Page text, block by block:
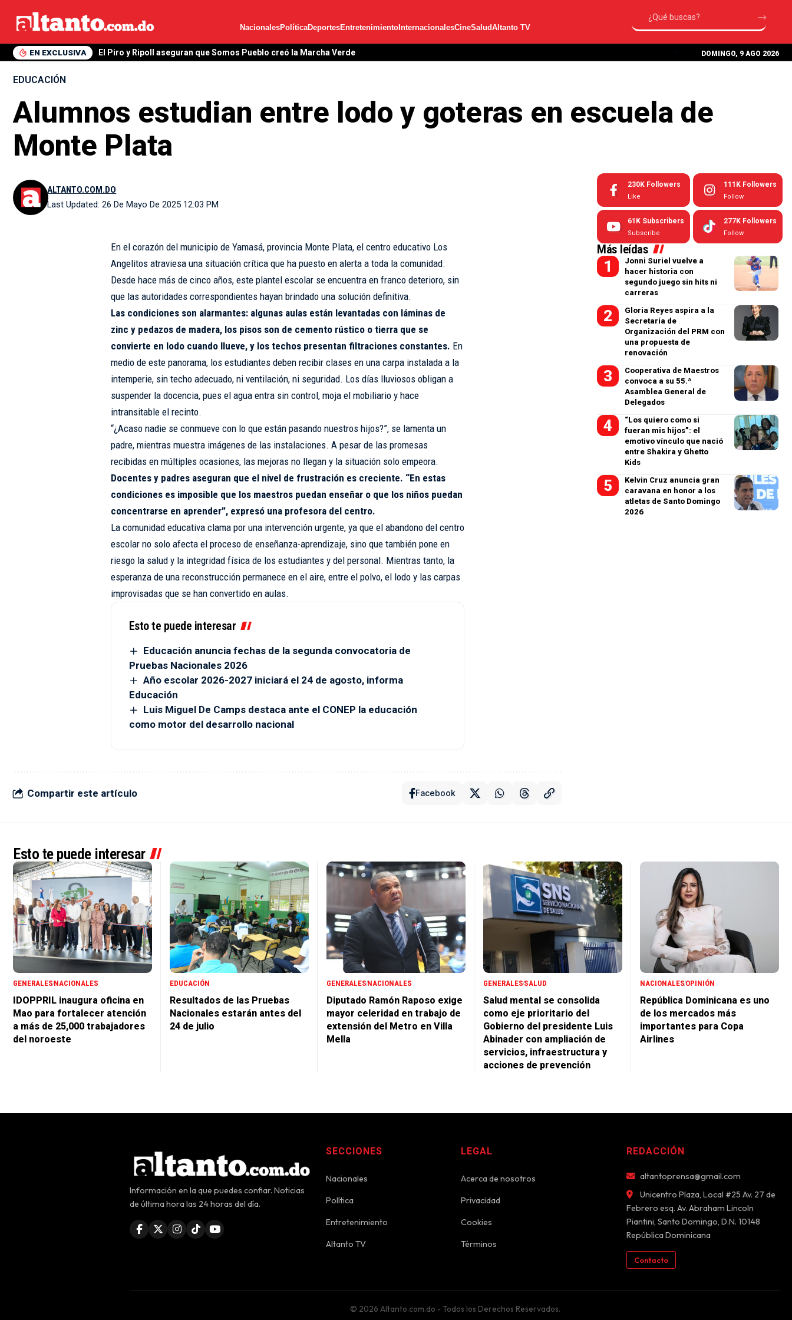
NacionalesPolíticaDeportesEntretenimiento InternacionalesCineSaludAltanto TV
EN EXCLUSIVA El Piro y Ripoll aseguran que Somos Pueblo creó la Marcha Verde DOMINGO, 9 AGO 2026
EDUCACIÓN
Alumnos estudian entre lodo y goteras en escuela de
Monte Plata
Last Updated: 26 De Mayo De 2025 12:03 PM
ALTANTO.COM.DO
En el corazón del municipio de Yamasá, provincia Monte Plata, el centro educativo Los
Angelitos atraviesa una situación crítica que ha puesto en alerta a toda la comunidad.
Desde hace más de cinco años, este plantel escolar se encuentra en franco deterioro, sin
que las autoridades correspondientes hayan brindado una solución definitiva.
Las condiciones son alarmantes: algunas aulas están levantadas con láminas de
zinc y pedazos de madera, los pisos son de cemento rústico o tierra que se
convierte en lodo cuando llueve, y los techos presentan filtraciones constantes. En
medio de este panorama, los estudiantes deben recibir clases en una carpa instalada a la
intemperie, sin techo adecuado, ni ventilación, ni seguridad. Los días lluviosos obligan a
suspender la docencia, pues el agua entra sin control, moja el mobiliario y hace
intransitable el recinto.
“¿Acaso nadie se conmueve con lo que están pasando nuestros hijos?”, se lamenta un
padre, mientras muestra imágenes de las instalaciones. A pesar de las promesas
recibidas en múltiples ocasiones, las mejoras no llegan y la situación solo empeora.
Docentes y padres aseguran que el nivel de frustración es creciente. “En estas
condiciones es imposible que los maestros puedan enseñar o que los niños puedan
concentrarse en aprender”, expresó una profesora del centro.
La comunidad educativa clama por una intervención urgente, ya que el abandono del centro
escolar no solo afecta el proceso de enseñanza-aprendizaje, sino que también pone en
riesgo la salud y la integridad física de los estudiantes y del personal. Mientras tanto, la
esperanza de una reconstrucción permanece en el aire, entre el polvo, el lodo y las carpas
improvisadas que se han convertido en aulas.
Esto te puede interesar
Educación anuncia fechas de la segunda convocatoria de
Pruebas Nacionales 2026
Año escolar 2026-2027 iniciará el 24 de agosto, informa
Educación
Luis Miguel De Camps destaca ante el CONEP la educación
como motor del desarrollo nacional
Compartir este artículo Facebook
230K Followers
Like
111K Followers
Follow
61K Subscribers
Subscribe
277K Followers
Follow
Más leídas
Jonni Suriel vuelve a
hacer historia con
segundo juego sin hits ni
carreras
Gloria Reyes aspira a la
Secretaría de
Organización del PRM con
una propuesta de
renovación
Cooperativa de Maestros
convoca a su 55.ª
Asamblea General de
Delegados
“Los quiero como si
fueran mis hijos”: el
emotivo vínculo que nació
entre Shakira y Ghetto
Kids
Kelvin Cruz anuncia gran
caravana en honor a los
atletas de Santo Domingo
2026
Esto te puede interesar
GENERALESNACIONALES
IDOPPRIL inaugura oficina en
Mao para fortalecer atención
a más de 25,000 trabajadores
del noroeste
EDUCACIÓN
Resultados de las Pruebas
Nacionales estarán antes del
24 de julio
GENERALESNACIONALES
Diputado Ramón Raposo exige
mayor celeridad en trabajo de
extensión del Metro en Villa
Mella
GENERALESSALUD
Salud mental se consolida
como eje prioritario del
Gobierno del presidente Luis
Abinader con ampliación de
servicios, infraestructura y
acciones de prevención
NACIONALESOPINIÓN
República Dominicana es uno
de los mercados más
importantes para Copa
Airlines
Información en la que puedes confiar. Noticias
de última hora las 24 horas del día.
SECCIONES
Nacionales
Política
Entretenimiento
Altanto TV
LEGAL
Acerca de nosotros
Privacidad
Cookies
Términos
REDACCIÓN
altantoprensa@gmail.com
Unicentro Plaza, Local #25 Av. 27 de
Febrero esq. Av. Abraham Lincoln
Piantini, Santo Domingo, D.N. 10148
República Dominicana
Contacto
© 2026 Altanto.com.do - Todos los Derechos Reservados.